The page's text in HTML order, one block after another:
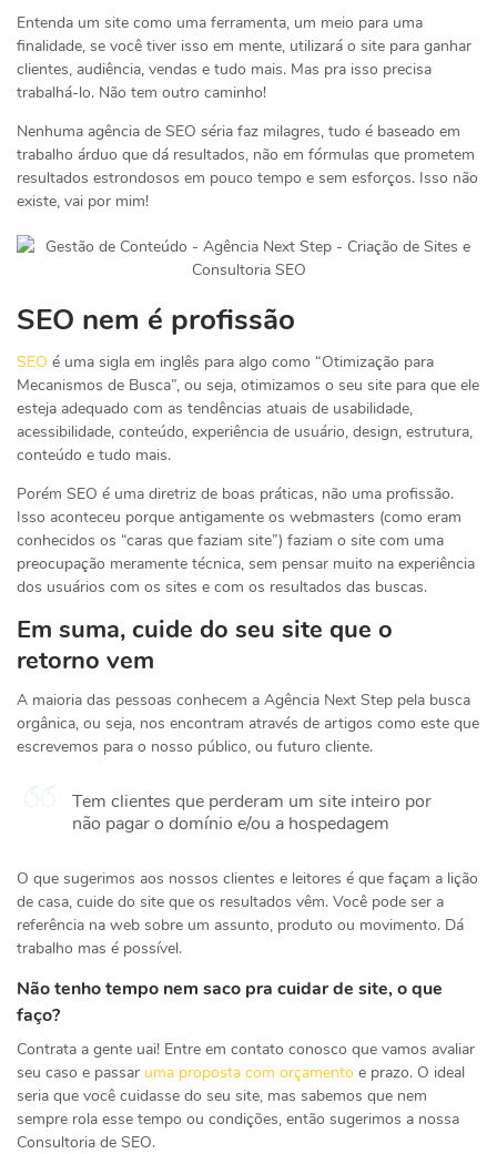
Entenda um site como uma ferramenta, um meio para uma
finalidade, se você tiver isso em mente, utilizará o site para ganhar
clientes, audiência, vendas e tudo mais. Mas pra isso precisa
trabalhá-lo. Não tem outro caminho!
Nenhuma agência de SEO séria faz milagres, tudo é baseado em
trabalho árduo que dá resultados, não em fórmulas que prometem
resultados estrondosos em pouco tempo e sem esforços. Isso não
existe, vai por mim!
SEO nem é profissão
SEO é uma sigla em inglês para algo como “Otimização para
Mecanismos de Busca”, ou seja, otimizamos o seu site para que ele
esteja adequado com as tendências atuais de usabilidade,
acessibilidade, conteúdo, experiência de usuário, design, estrutura,
conteúdo e tudo mais.
Porém SEO é uma diretriz de boas práticas, não uma profissão.
Isso aconteceu porque antigamente os webmasters (como eram
conhecidos os “caras que faziam site”) faziam o site com uma
preocupação meramente técnica, sem pensar muito na experiência
dos usuários com os sites e com os resultados das buscas.
Em suma, cuide do seu site que o
retorno vem
A maioria das pessoas conhecem a Agência Next Step pela busca
orgânica, ou seja, nos encontram através de artigos como este que
escrevemos para o nosso público, ou futuro cliente.
Tem clientes que perderam um site inteiro por
não pagar o domínio e/ou a hospedagem
O que sugerimos aos nossos clientes e leitores é que façam a lição
de casa, cuide do site que os resultados vêm. Você pode ser a
referência na web sobre um assunto, produto ou movimento. Dá
trabalho mas é possível.
Não tenho tempo nem saco pra cuidar de site, o que
faço?
Contrata a gente uai! Entre em contato conosco que vamos avaliar
seu caso e passar uma proposta com orçamento e prazo. O ideal
seria que você cuidasse do seu site, mas sabemos que nem
sempre rola esse tempo ou condições, então sugerimos a nossa
Consultoria de SEO.